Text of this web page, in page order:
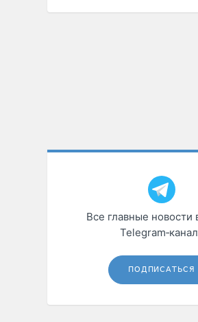
Все главные новости
ПОДПИСАТЬСЯ